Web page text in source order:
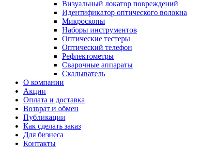
Визуальный локатор повреждений
Идентификатор оптического волокна
Микроскопы
Наборы инструментов
Оптические тестеры
Оптический телефон
Рефлектометры
Сварочные аппараты
Скалыватель
О компании
Акции
Оплата и доставка
Возврат и обмен
Публикации
Как сделать заказ
Для бизнеса
Контакты